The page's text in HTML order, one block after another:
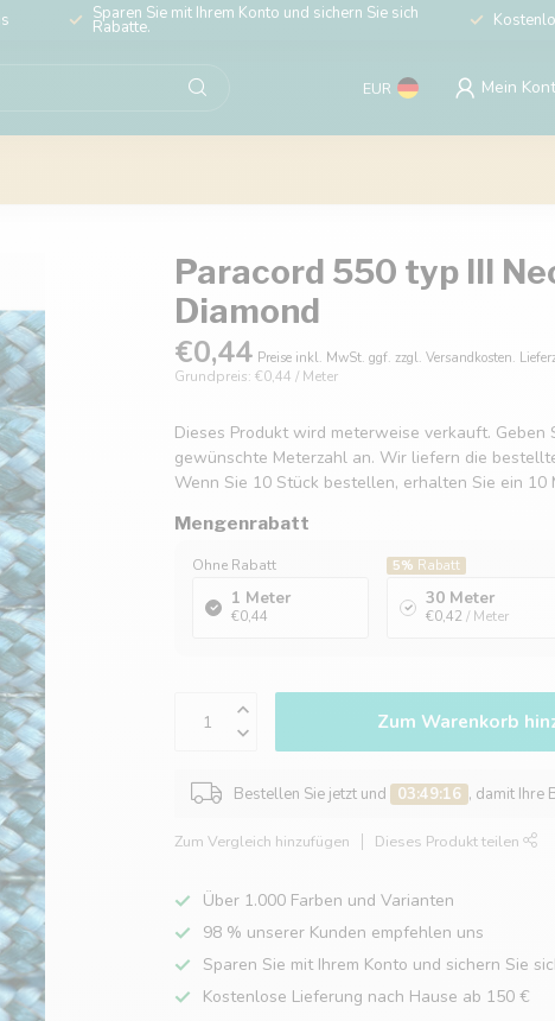
Sparen Sie mit Ihrem Konto und sichern Sie sich
Rabatte.
EUR Mein
Paracord 550 typ III
Diamond
€0,44 Preise inkl. MwSt. ggf. zzgl. Versandkosten.
Grundpreis: €0,44 / Meter
Dieses Produkt wird meterweise verkauft.
gewünschte Meterzahl an. Wir liefern die
Wenn Sie 10 Stück bestellen, erhalten Sie ein 10
Mengenrabatt
Ohne Rabatt
1 Meter
€0,44
5% Rabatt
30 Meter
€0,42 / Meter
Zum Warenkorb
Bestellen Sie jetzt und 03:49:15 , damit Ihre
Zum Vergleich hinzufügen Dieses Produkt teilen
Über 1.000 Farben und Varianten
98 % unserer Kunden empfehlen uns
Sparen Sie mit Ihrem Konto und sichern Sie
Kostenlose Lieferung nach Hause ab 150 €